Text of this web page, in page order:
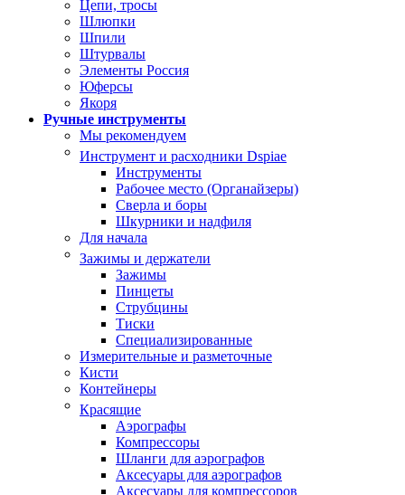
Цепи, тросы
Шлюпки
Шпили
Штурвалы
Элементы Россия
Юферсы
Якоря
Ручные инструменты
Мы рекомендуем
Инструмент и расходники Dspiae
Инструменты
Рабочее место (Органайзеры)
Сверла и боры
Шкурники и надфиля
Для начала
Зажимы и держатели
Зажимы
Пинцеты
Струбцины
Тиски
Специализированные
Измерительные и разметочные
Кисти
Контейнеры
Красящие
Аэрографы
Компрессоры
Шланги для аэрографов
Аксесуары для аэрографов
Аксесуары для компрессоров